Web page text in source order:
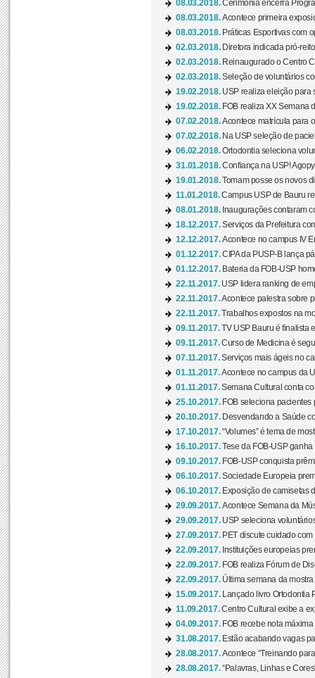
08.03.2018.Cerimônia encerra
08.03.2018.Acontece primeira
08.03.2018. Práticas Esportivas com
02.03.2018. Diretora indicada pró-
02.03.2018. Reinaugurado o Centro
02.03.2018.Seleção de voluntários
19.02.2018. USP realiza eleição para
19.02.2018. FOB realiza XX Semana
07.02.2018.Acontece matrícula para
07.02.2018. Na USP seleção de
06.02.2018.Ortodontia seleciona
31.01.2018.Confiança na USP!
19.01.2018.Tomam posse os novos
11.01.2018.Campus USP de Bauru
08.01.2018. Inaugurações contaram
18.12.2017.Serviços da Prefeitura
12.12.2017.Acontece no campus IV
01.12.2017.CIPA da PUSP-B lança
01.12.2017. Bateria da FOB-USP
22.11.2017. USP lidera ranking de
22.11.2017.Acontece palestra sobre
22.11.2017.Trabalhos expostos na
09.11.2017.TV USP Bauru é finalista
09.11.2017.Curso de Medicina é
07.11.2017.Serviços mais ágeis no
01.11.2017.Acontece no campus da
01.11.2017.Semana Cultural conta
25.10.2017. FOB seleciona pacientes
20.10.2017. Desvendando a Saúde
17.10.2017.“Volumes” é tema de
16.10.2017.Tese da FOB-USP
09.10.2017. FOB-USP conquista
06.10.2017.Sociedade Europeia
06.10.2017. Exposição de camisetas
29.09.2017.Acontece Semana da
29.09.2017. USP seleciona
27.09.2017. PET discute cuidado
22.09.2017. Instituições europeias
22.09.2017. FOB realiza Fórum de
22.09.2017. Última semana da mostra
15.09.2017.
Lançado livro Ortodontia
11.09.2017.Centro Cultural exibe a
04.09.2017. FOB recebe nota
31.08.2017. Estão acabando vagas
28.08.2017.Acontece “Treinando
28.08.2017.“Palavras, Linhas e